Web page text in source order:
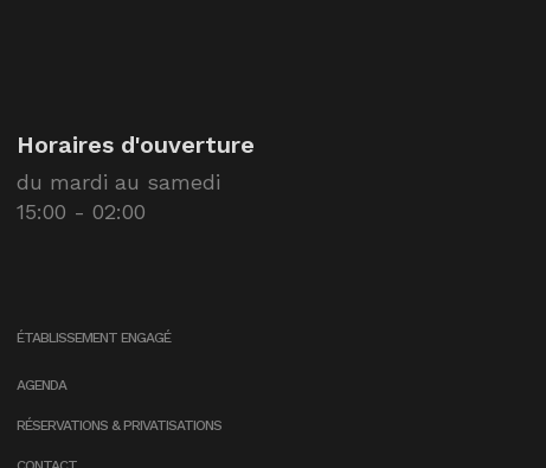
Horaires d'ouverture
du mardi au samedi
15:00 - 02:00
ÉTABLISSEMENT ENGAGÉ
AGENDA
RÉSERVATIONS & PRIVATISATIONS